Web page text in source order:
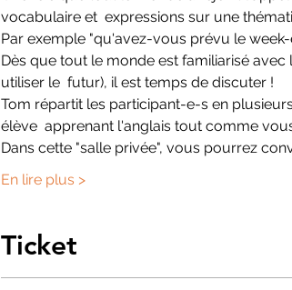
vocabulaire et  expressions sur une
Par exemple "qu'avez-vous prévu le
Dès que tout le monde est familiarisé
utiliser le  futur), il est temps de discuter !
Tom répartit les participant-e-s en
élève  apprenant l'anglais tout comme
Dans cette "salle privée", vous pourrez
En lire plus >
Ticket